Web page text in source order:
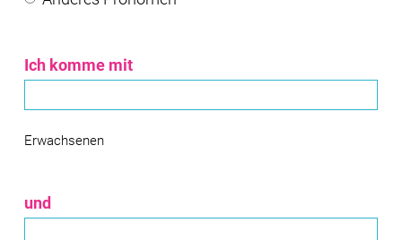
Ich komme mit
Erwachsenen
und